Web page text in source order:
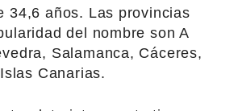
34,6 años. Las provincias
del nombre son A
Salamanca, Cáceres,
Canarias.